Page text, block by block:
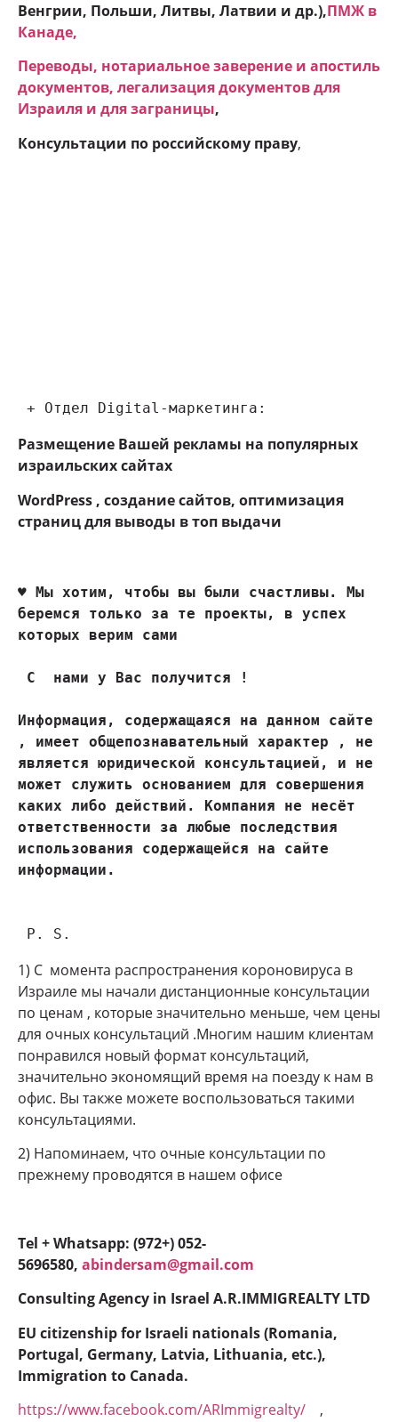
Венгрии, Польши, Литвы, Латвии и др.),ПМЖ в
Канаде,
Переводы, нотариальное заверение и апостиль
документов, легализация документов для
Израиля и для заграницы,
Консультации по российскому праву,
+ Отдел Digital-маркетинга:
Размещение Вашей рекламы на популярных
израильских сайтах
WordPress , создание сайтов, оптимизация
страниц для выводы в топ выдачи
♥ Мы хотим, чтобы вы были счастливы. Мы
беремся только за те проекты, в успех
которых верим сами
С  нами у Вас получится !
Информация, содержащаяся на данном сайте
, имеет общепознавательный характер , не
является юридической консультацией, и не
может служить основанием для совершения
каких либо действий. Компания не несёт
ответственности за любые последствия
использования содержащейся на сайте
P. S.
1) С момента распространения короновируса в
Израиле мы начали дистанционные консультации
по ценам , которые значительно меньше, чем цены
для очных консультаций .Многим нашим клиентам
понравился новый формат консультаций,
значительно экономящий время на поезду к нам в
офис. Вы также можете воспользоваться такими
консультациями.
2) Напоминаем, что очные консультации по
прежнему проводятся в нашем офисе
Tel + Whatsapp: (972+) 052-
5696580, abindersam@gmail.com
Consulting Agency in Israel A.R.IMMIGREALTY LTD
EU citizenship for Israeli nationals (Romania,
Portugal, Germany, Latvia, Lithuania, etc.),
Immigration to Canada.
https://www.facebook.com/ARImmigrealty/ ,